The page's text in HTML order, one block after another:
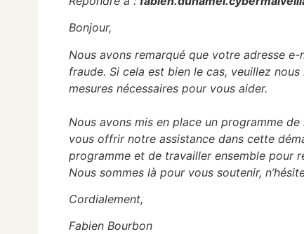
Bonjour,
Nous avons remarqué que votre adresse
fraude. Si cela est bien le cas, veuillez
mesures nécessaires pour vous aider.
Nous avons mis en place un programme
vous offrir notre assistance dans cette
programme et de travailler ensemble pour
Nous sommes là pour vous soutenir,
Cordialement,
Fabien Bourbon